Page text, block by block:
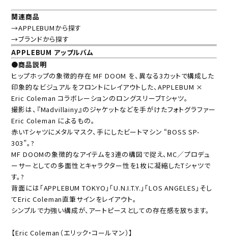
関連商品
→APPLEBUMから探す
→ブランドから探す
APPLEBUM アップルバム
●商品説明
ヒップホップの象徴的存在 MF DOOM を、異なる3カットで構成した
印象的なビジュアルをフロントにレイアウトした、APPLEBUM ×
Eric Coleman コラボレーションのロングスリーブTシャツ。
撮影は、『Madvillainy』のジャケットなどを手がけたフォトグラファー
Eric Coleman によるもの。
赤いTシャツにメタルマスク、手にしたビートマシン “BOSS SP-
303”。?
MF DOOMの象徴的なアイテムを3連の構図で捉え、MC／プロデュ
ーサーとしての多面性とキャラクター性を1枚に凝縮したTシャツで
す。?
背面には「APPLEBUM TOKYO」「U.N.I.T.Y.」「LOS ANGELES」そし
てEric Coleman直筆サインをレイアウト。
シンプルで力強い構成が、アートピースとしての存在感を放ちます。
【Eric Coleman（エリック・コールマン）】